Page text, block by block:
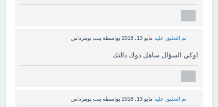
تم التعليق عليه مايو 13، 2018 بواسطة بنت بومرداس
اوكي السؤال ساهل دوك دالتك
تم التعليق عليه مايو 13، 2018 بواسطة بنت بومرداس